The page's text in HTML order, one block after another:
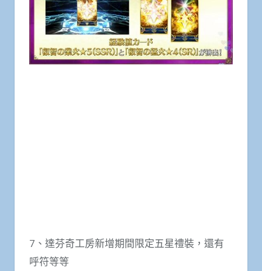
7、達芬奇工房新增期間限定五星禮裝，還有
呼符等等